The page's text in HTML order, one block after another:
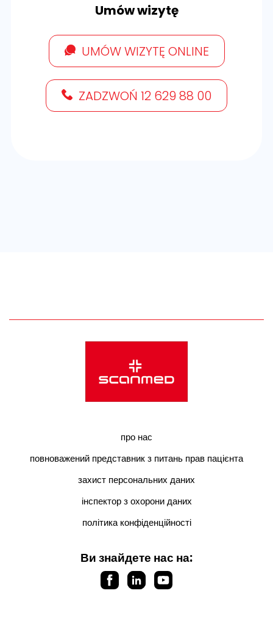
Umów wizytę
UMÓW WIZYTĘ ONLINE
ZADZWOŃ 12 629 88 00
про нас
повноважений представник з питань прав пацієнта
захист персональних даних
інспектор з охорони даних
політика конфіденційності
Ви знайдете нас на: